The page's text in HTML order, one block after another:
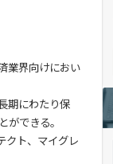
業界向けにおい
期にわたり保
できる。
クト、マイグレ